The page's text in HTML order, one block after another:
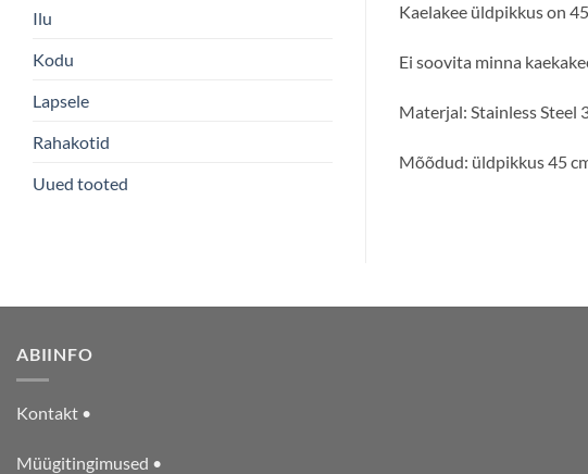
Ilu
Kodu
Lapsele
Rahakotid
Uued tooted
Kaelakee üldpikkus on
Ei soovita minna
Materjal: Stainless Steel
Mõõdud: üldpikkus 45
ABIINFO
Kontakt •
Müügitingimused •